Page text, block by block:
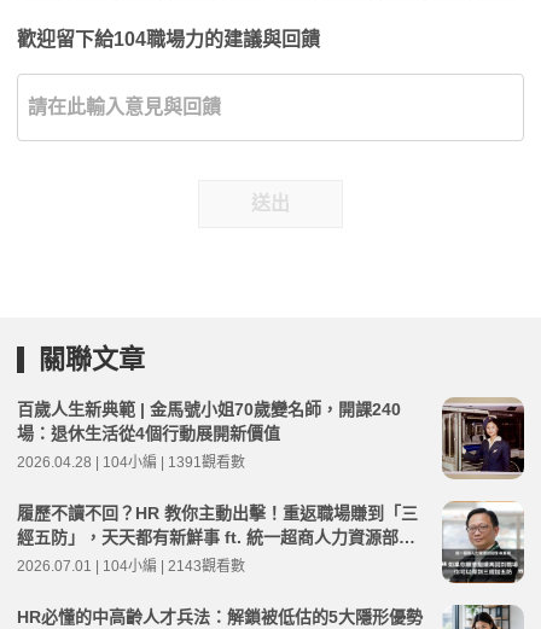
歡迎留下給104職場力的建議與回饋
送出
關聯文章
百歲人生新典範 | 金馬號小姐70歲變名師，開課240
場：退休生活從4個行動展開新價值
2026.04.28 | 104小編 | 1391觀看數
履歷不讀不回？HR 教你主動出擊！重返職場賺到「三
經五防」，天天都有新鮮事 ft. 統一超商人力資源部經
理 林宸碩 | 高年級不打烊 x 用 AI 點亮第二人生 EP279
2026.07.01 | 104小編 | 2143觀看數
HR必懂的中高齡人才兵法：解鎖被低估的5大隱形優勢